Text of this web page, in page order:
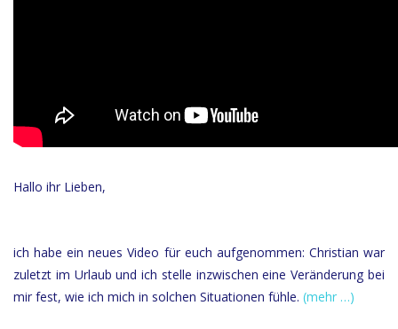
Hallo ihr Lieben,
ich habe ein neues Video für euch aufgenommen: Christian war
zuletzt im Urlaub und ich stelle inzwischen eine Veränderung bei
mir fest, wie ich mich in solchen Situationen fühle. (mehr …)